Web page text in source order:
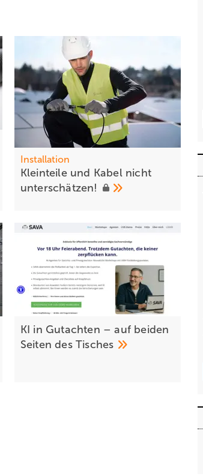
Installation
K leinteile und Kabel nicht
unterschätzen!
KI in Gutachten – auf beiden
Seiten desTisches